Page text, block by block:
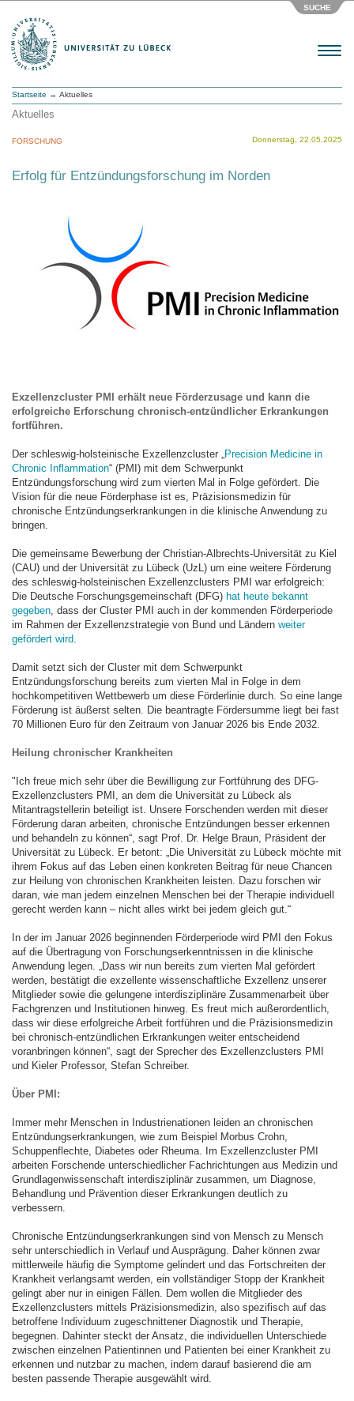
SUCHE
Menu
Startseite → Aktuelles
Aktuelles
Donnerstag, 22.05.2025
FORSCHUNG
Erfolg für Entzündungsforschung im Norden
Exzellenzcluster PMI erhält neue Förderzusage und kann die
erfolgreiche Erforschung chronisch-entzündlicher Erkrankungen
fortführen.
Der schleswig-holsteinische Exzellenzcluster „Precision Medicine in
Chronic Inflammation“ (PMI) mit dem Schwerpunkt
Entzündungsforschung wird zum vierten Mal in Folge gefördert. Die
Vision für die neue Förderphase ist es, Präzisionsmedizin für
chronische Entzündungserkrankungen in die klinische Anwendung zu
bringen.
Die gemeinsame Bewerbung der Christian-Albrechts-Universität zu Kiel
(CAU) und der Universität zu Lübeck (UzL) um eine weitere Förderung
des schleswig-holsteinischen Exzellenzclusters PMI war erfolgreich:
Die Deutsche Forschungsgemeinschaft (DFG) hat heute bekannt
gegeben, dass der Cluster PMI auch in der kommenden Förderperiode
im Rahmen der Exzellenzstrategie von Bund und Ländern weiter
gefördert wird.
Damit setzt sich der Cluster mit dem Schwerpunkt
Entzündungsforschung bereits zum vierten Mal in Folge in dem
hochkompetitiven Wettbewerb um diese Förderlinie durch. So eine lange
Förderung ist äußerst selten. Die beantragte Fördersumme liegt bei fast
70 Millionen Euro für den Zeitraum von Januar 2026 bis Ende 2032.
Heilung chronischer Krankheiten
"Ich freue mich sehr über die Bewilligung zur Fortführung des DFG-
Exzellenzclusters PMI, an dem die Universität zu Lübeck als
Mitantragstellerin beteiligt ist. Unsere Forschenden werden mit dieser
Förderung daran arbeiten, chronische Entzündungen besser erkennen
und behandeln zu können“, sagt Prof. Dr. Helge Braun, Präsident der
Universität zu Lübeck. Er betont: „Die Universität zu Lübeck möchte mit
ihrem Fokus auf das Leben einen konkreten Beitrag für neue Chancen
zur Heilung von chronischen Krankheiten leisten. Dazu forschen wir
daran, wie man jedem einzelnen Menschen bei der Therapie individuell
gerecht werden kann – nicht alles wirkt bei jedem gleich gut.“
In der im Januar 2026 beginnenden Förderperiode wird PMI den Fokus
auf die Übertragung von Forschungserkenntnissen in die klinische
Anwendung legen. „Dass wir nun bereits zum vierten Mal gefördert
werden, bestätigt die exzellente wissenschaftliche Exzellenz unserer
Mitglieder sowie die gelungene interdisziplinäre Zusammenarbeit über
Fachgrenzen und Institutionen hinweg. Es freut mich außerordentlich,
dass wir diese erfolgreiche Arbeit fortführen und die Präzisionsmedizin
bei chronisch-entzündlichen Erkrankungen weiter entscheidend
voranbringen können“, sagt der Sprecher des Exzellenzclusters PMI
und Kieler Professor, Stefan Schreiber.
Über PMI:
Immer mehr Menschen in Industrienationen leiden an chronischen
Entzündungserkrankungen, wie zum Beispiel Morbus Crohn,
Schuppenflechte, Diabetes oder Rheuma. Im Exzellenzcluster PMI
arbeiten Forschende unterschiedlicher Fachrichtungen aus Medizin und
Grundlagenwissenschaft interdisziplinär zusammen, um Diagnose,
Behandlung und Prävention dieser Erkrankungen deutlich zu
verbessern.
Chronische Entzündungserkrankungen sind von Mensch zu Mensch
sehr unterschiedlich in Verlauf und Ausprägung. Daher können zwar
mittlerweile häufig die Symptome gelindert und das Fortschreiten der
Krankheit verlangsamt werden, ein vollständiger Stopp der Krankheit
gelingt aber nur in einigen Fällen. Dem wollen die Mitglieder des
Exzellenzclusters mittels Präzisionsmedizin, also spezifisch auf das
betroffene Individuum zugeschnittener Diagnostik und Therapie,
begegnen. Dahinter steckt der Ansatz, die individuellen Unterschiede
zwischen einzelnen Patientinnen und Patienten bei einer Krankheit zu
erkennen und nutzbar zu machen, indem darauf basierend die am
besten passende Therapie ausgewählt wird.